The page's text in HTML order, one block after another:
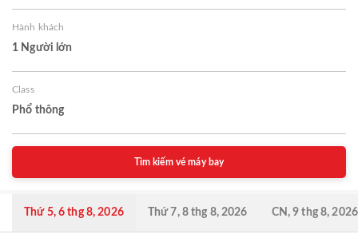
Hành khách
1 Người lớn
Class
Phổ thông
Tìm kiếm vé máy bay
Thứ 5, 6 thg 8, 2026 Thứ 7, 8 thg 8, 2026 CN, 9 thg 8, 2026